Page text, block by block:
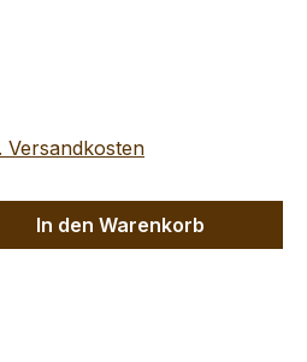
Versandkosten
Gib den
In den Warenkorb